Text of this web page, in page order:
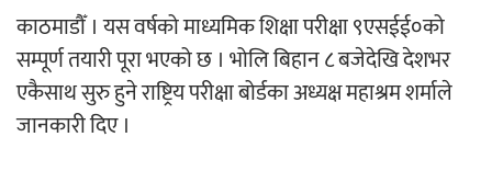
अर्जुन चन्द्रको ‘संवेदनाका प्रतिध्वनि’
मुक्तकसङ्ग्रह लोकार्पण
काठमाडौँ । यस वर्षको माध्यमिक शिक्षा परीक्षा ९एसईई०को
सम्पूर्ण तयारी पूरा भएको छ । भोलि बिहान ८ बजेदेखि देशभर
एकैसाथ सुरु हुने राष्ट्रिय परीक्षा बोर्डका अध्यक्ष महाश्रम शर्माले
जानकारी दिए ।